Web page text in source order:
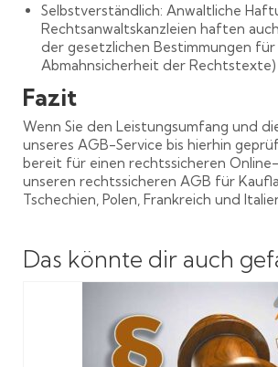
Selbstverständlich: Anwaltliche
Rechtsanwaltskanzleien haften
der gesetzlichen Bestimmungen für
Abmahnsicherheit der Rechtstexte)
Fazit
Wenn Sie den Leistungsumfang und
unseres AGB-Service bis hierhin
bereit für einen rechtssicheren
unseren rechtssicheren AGB für
Tschechien, Polen, Frankreich und
Das könnte dir auch